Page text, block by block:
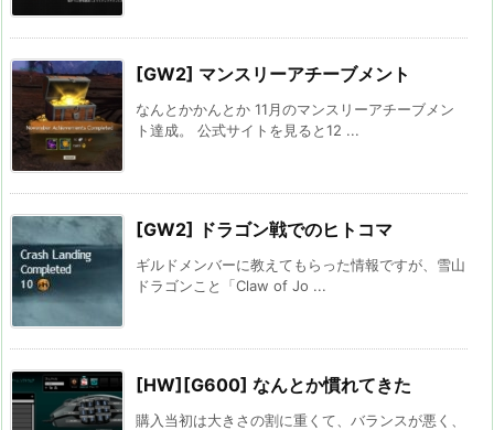
[GW2] マンスリーアチーブメント
なんとかかんとか 11月のマンスリーアチーブメン
ト達成。 公式サイトを見ると12 ...
[GW2] ドラゴン戦でのヒトコマ
ギルドメンバーに教えてもらった情報ですが、雪山
ドラゴンこと「Claw of Jo ...
[HW][G600] なんとか慣れてきた
購入当初は大きさの割に重くて、バランスが悪く、